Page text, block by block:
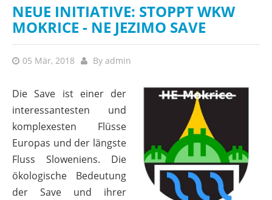
NEUE INITIATIVE: STOPPT WKW
MOKRICE - NE JEZIMO SAVE
05 Mär, 2018 By admin
Die Save ist einer der
interessantesten und
komplexesten Flüsse
Europas und der längste
Fluss Sloweniens. Die
ökologische Bedeutung
der Save und ihrer